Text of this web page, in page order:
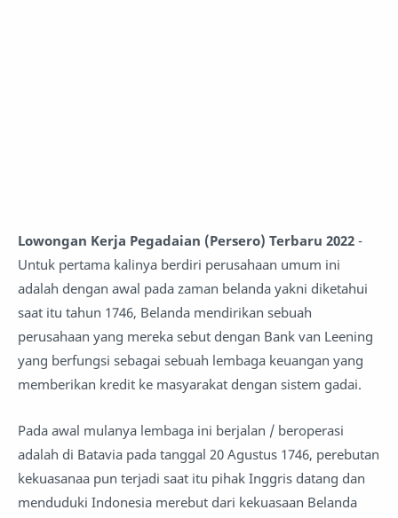
Lowongan Kerja Pegadaian (Persero) Terbaru 2022 -
Untuk pertama kalinya berdiri perusahaan umum ini
adalah dengan awal pada zaman belanda yakni diketahui
saat itu tahun 1746, Belanda mendirikan sebuah
perusahaan yang mereka sebut dengan Bank van Leening
yang berfungsi sebagai sebuah lembaga keuangan yang
memberikan kredit ke masyarakat dengan sistem gadai.
Pada awal mulanya lembaga ini berjalan / beroperasi
adalah di Batavia pada tanggal 20 Agustus 1746, perebutan
kekuasanaa pun terjadi saat itu pihak Inggris datang dan
menduduki Indonesia merebut dari kekuasaan Belanda